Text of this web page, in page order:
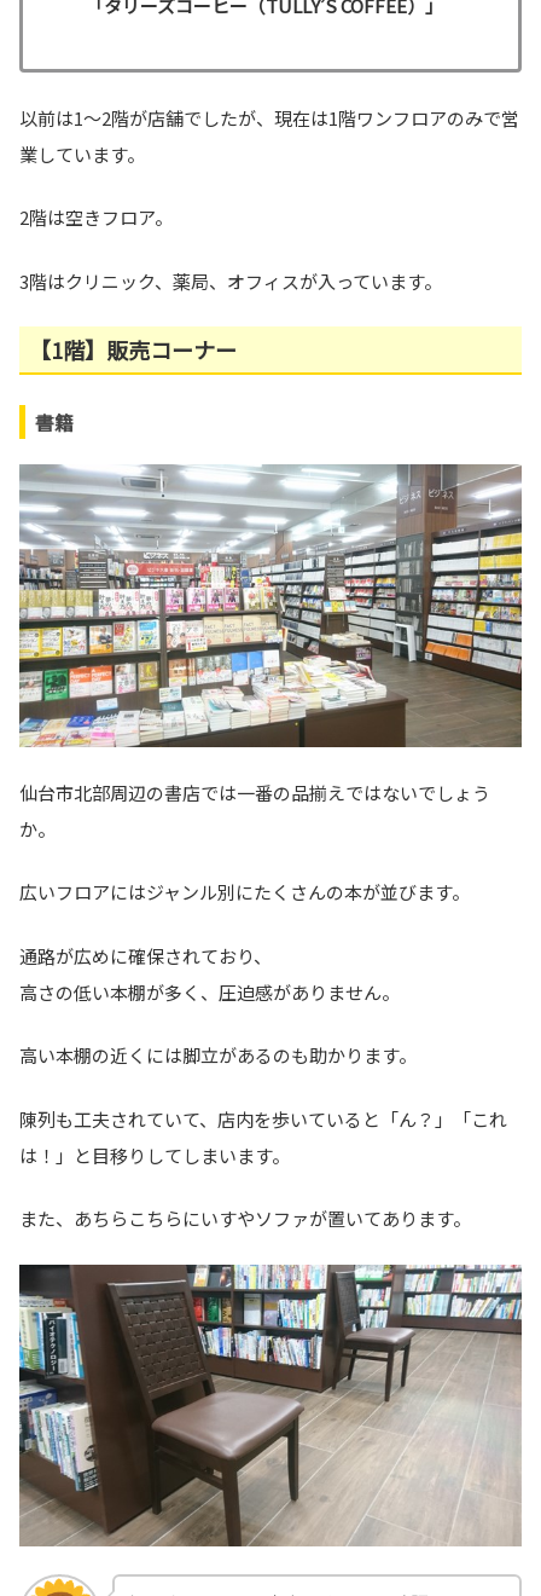
「タリーズコーヒー（TULLY’S COFFEE）」
以前は1～2階が店舗でしたが、現在は1階ワンフロアのみで営
業しています。
2階は空きフロア。
3階はクリニック、薬局、オフィスが入っています。
【1階】販売コーナー
書籍
仙台市北部周辺の書店では一番の品揃えではないでしょう
か。
広いフロアにはジャンル別にたくさんの本が並びます。
通路が広めに確保されており、
高さの低い本棚が多く、圧迫感がありません。
高い本棚の近くには脚立があるのも助かります。
陳列も工夫されていて、店内を歩いていると「ん？」「これ
は！」と目移りしてしまいます。
また、あちらこちらにいすやソファが置いてあります。